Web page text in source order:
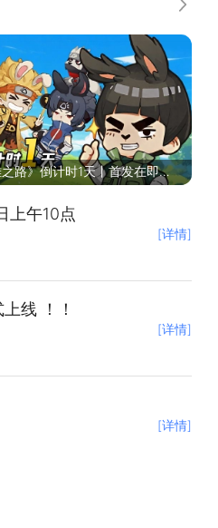
；轻松休闲不伤肝！
定登场，给你不一样的感觉！
挂机就把战力提！
搭配影响战斗走向，百变阵
更多
路》倒计时1天丨首发在即，
上午10点
[详情]
线 ！！
[详情]
[详情]